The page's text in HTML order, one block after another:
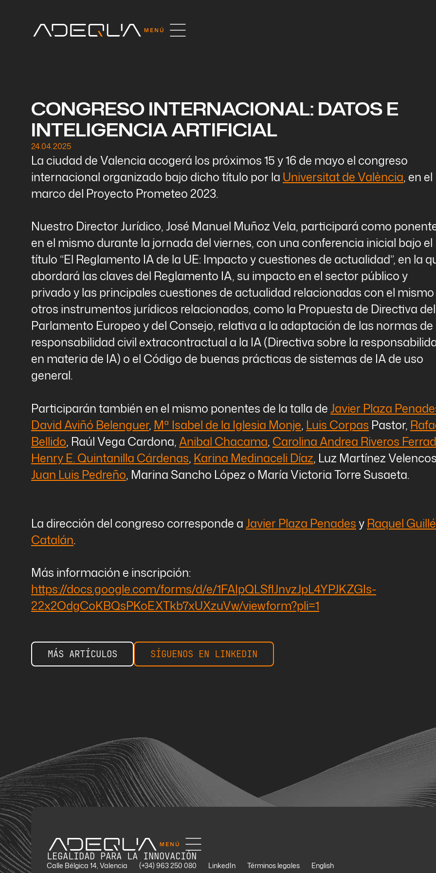
CONGRESO INTERNACIONAL: DATOS E
INTELIGENCIA ARTIFICIAL
24.04.2025
La ciudad de Valencia acogerá los próximos 15 y 16 de mayo el congreso
internacional organizado bajo dicho título por la Universitat de València, en el
marco del Proyecto Prometeo 2023.
Nuestro Director Jurídico, José Manuel Muñoz Vela, participará como
en el mismo durante la jornada del viernes, con una conferencia inicial bajo el
título “El Reglamento IA de la UE: Impacto y cuestiones de actualidad”, en la
abordará las claves del Reglamento IA, su impacto en el sector público y
privado y las principales cuestiones de actualidad relacionadas con el
otros instrumentos jurídicos relacionados, como la Propuesta de Directiva del
Parlamento Europeo y del Consejo, relativa a la adaptación de las normas de
responsabilidad civil extracontractual a la IA (Directiva sobre la
en materia de IA) o el Código de buenas prácticas de sistemas de IA de uso
general.
Participarán también en el mismo ponentes de la talla deJavier Plaza
David Aviñó Belenguer, Mª Isabel de la Iglesia Monje, Luis Corpas Pastor,
Bellido, Raúl Vega Cardona,Anibal Chacama, Carolina Andrea Riveros
Henry E. Quintanilla Cárdenas, Karina Medinaceli Díaz, Luz Martínez
Juan Luis Pedreño, Marina Sancho López o María Victoria Torre Susaeta.
La dirección del congreso corresponde aJavier Plaza Penadesy Raquel
Catalán.
Más información e inscripción:
https://docs.google.com/forms/d/e/1FAIpQLSflJnvzJpL4YPJKZGIs-
22x2OdgCoKBQsPKoEXTkb7xUXzuVw/viewform?pli=1
MÁS ARTÍCULOS SÍGUENOS EN LINKEDIN
LEGALIDAD PARA LA INNOVACIÓN
Calle Bélgica 14, Valencia (+34) 963 250 080 LinkedIn Términos legales English